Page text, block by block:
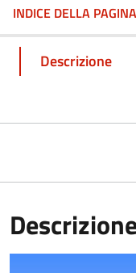
INDICE DELLA PAGINA
Descrizione